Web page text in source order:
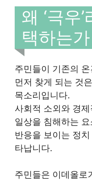
왜 ‘극우
택하는가
주민들이 기존의
먼저 찾게 되는 것
목소리입니다.
사회적 소외와 경
일상을 침해하는
반응을 보이는 정
타납니다.
주민들은 이데올로